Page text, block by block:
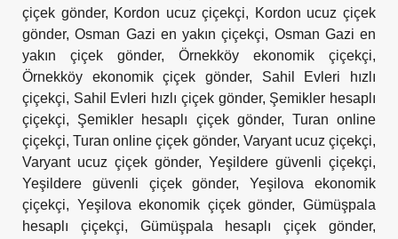
çiçek gönder, Kordon ucuz çiçekçi, Kordon ucuz çiçek
gönder,Osman Gazi en yakın çiçekçi, Osman Gazi en
yakın çiçek gönder, Örnekköy ekonomik çiçekçi,
Örnekköy ekonomik çiçek gönder, Sahil Evleri hızlı
çiçekçi, Sahil Evleri hızlı çiçek gönder, Şemikler hesaplı
çiçekçi, Şemikler hesaplı çiçek gönder, Turan online
çiçekçi,Turan online çiçek gönder, Varyant ucuz çiçekçi,
Varyant ucuz çiçek gönder, Yeşildere güvenli çiçekçi,
Yeşildere güvenli çiçek gönder,Yeşilova ekonomik
çiçekçi, Yeşilova ekonomik çiçek gönder,Gümüşpala
hesaplı çiçekçi, Gümüşpala hesaplı çiçek gönder,